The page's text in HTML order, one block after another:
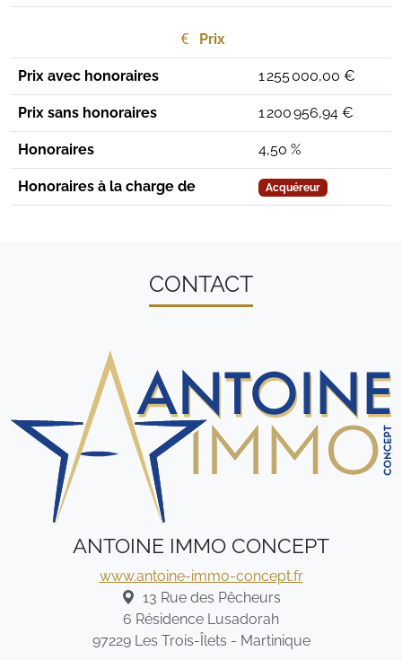
Prix
Prix avec honoraires 1 255 000,00 €
Prix sans honoraires 1 200 956,94 €
Honoraires 4,50 %
Honoraires à la charge de Acquéreur
CONTACT
ANTOINE IMMO CONCEPT
www.antoine-immo-concept.fr
13 Rue des Pêcheurs
6 Résidence Lusadorah
97229 Les Trois-Îlets - Martinique